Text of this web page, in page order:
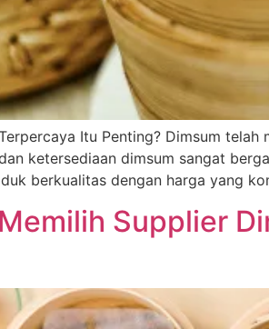
Itu Penting? Dimsum
ketersediaan dimsum sangat
berkualitas dengan harga yang
Supplier